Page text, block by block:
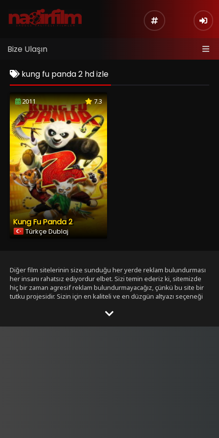
Bize Ulaşın
kung fu panda 2 hd izle
2011 7.3
Kung Fu Panda 2
Türkçe Dublaj
Diğer film sitelerinin size sunduğu her yerde reklam bulundurması
her insanı rahatsız ediyordur elbet. Sizi temin ederiz ki, sitemizde
hiç bir zaman agresif reklam bulundurmayacağız, çünkü bu site bir
tutku projesidir. Sizin için en kaliteli ve en düzgün altyazı seçeneği